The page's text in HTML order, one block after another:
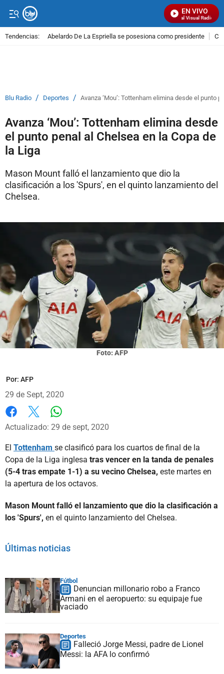
EN VIVO
Señal Visual Radio
Tendencias: Abelardo De La Espriella se posesiona como presidente
Blu Radio / Deportes / Avanza ‘Mou’: Tottenham elimina desde el punto
Avanza ‘Mou’: Tottenham elimina desde
el punto penal al Chelsea en la Copa de
la Liga
Mason Mount falló el lanzamiento que dio la
clasificación a los 'Spurs', en el quinto lanzamiento del
Chelsea.
Foto: AFP
Por: AFP
29 de Sept, 2020
Facebook
X
Actualizado: 29 de sept, 2020
El Tottenham se clasificó para los cuartos de final de la
Copa de la Liga inglesa tras vencer en la tanda de penales
(5-4 tras empate 1-1) a su vecino Chelsea, este martes en
la apertura de los octavos.
Mason Mount falló el lanzamiento que dio la clasificación a
los 'Spurs', en el quinto lanzamiento del Chelsea.
Últimas noticias
Fútbol
Denuncian millonario robo a Franco
Armani en el aeropuerto: su equipaje fue
vaciado
Deportes
Falleció Jorge Messi, padre de Lionel
Messi: la AFA lo confirmó